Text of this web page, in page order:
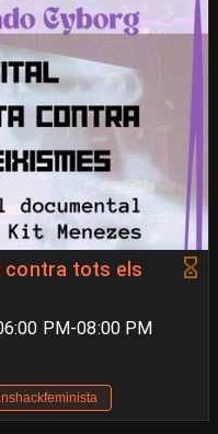
contra tots els
PM-08:00 PM